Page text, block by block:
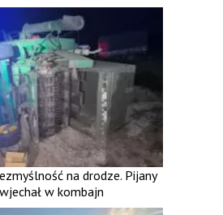
na drodze. Pijany
w kombajn